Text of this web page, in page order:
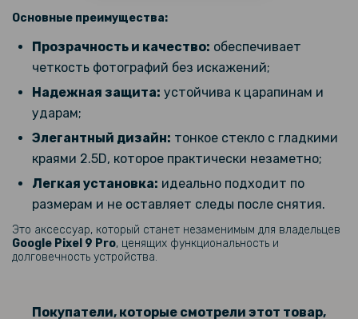
Гидрогелевая пленка iNobi Matte для Google Pixel 9 Pro на заднюю
769 грн
Металлический бампер Protective Frame для Google Pixel 9 Pro
Защитное стекло Tempered Glass на заднюю камеру для Google
Противоударная гидрогелевая пленка Privacy HD Glossy для
Основные преимущества:
Прозрачность и качество: обеспечивает
четкость фотографий без искажений;
Надежная защита: устойчива к царапинам и
ударам;
Элегантный дизайн: тонкое стекло с гладкими
краями 2.5D, которое практически незаметно;
Легкая установка: идеально подходит по
размерам и не оставляет следы после снятия.
Это аксессуар, который станет незаменимым для владельцев
Google Pixel 9 Pro, ценящих функциональность и
долговечность устройства.
Покупатели, которые смотрели этот товар,